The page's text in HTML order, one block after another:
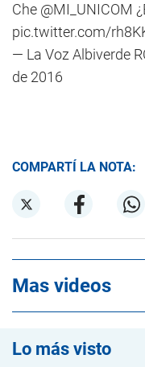
Che @MI_UNICOM
pic.twitter.com/
— La Voz Albiverde
de 2016
COMPARTÍ LA NOTA:
Mas videos
Lo más visto